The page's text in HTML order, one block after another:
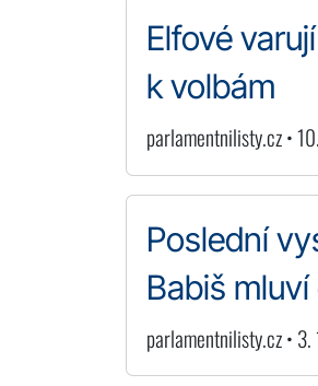
Elfové
k volbám
parlamentnilisty.cz •
Poslední
Babiš
parlamentnilisty.cz •